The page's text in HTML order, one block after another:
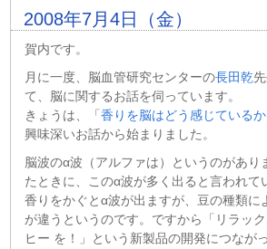
2008年7月4日（金）
賀内です。
月に一度、脳血管研究センターの長田乾
て、脳に関するお話を伺っています。
きょうは、「香りを脳はどう感じているか
興味深いお話から始まりました。
脳波のα波（アルファは）というのがあり
たときに、このα波が多く出ると言われて
香りをかぐとα波が出ますが、豆の種類に
が違うというのです。ですから「リラッ
ヒー を！」という新製品の開発につなが